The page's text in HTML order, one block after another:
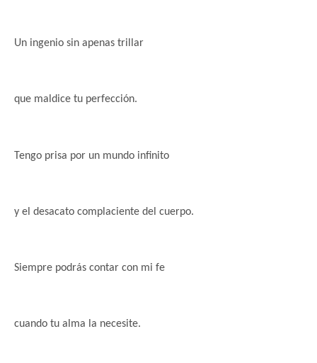
Un ingenio sin apenas trillar
que maldice tu perfección.
Tengo prisa por un mundo infinito
y el desacato complaciente del cuerpo.
Siempre podrás contar con mi fe
cuando tu alma la necesite.